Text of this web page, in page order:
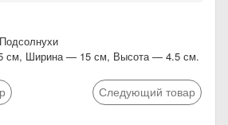
см, Ширина — 15 см, Высота — 4.5 см.
Следующий товар